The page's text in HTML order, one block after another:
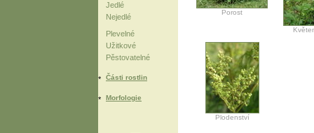
Jedlé
Nejedlé
Plevelné
Užitkové
Pěstovatelné
Části rostlin
Morfologie
Porost
Plodenství